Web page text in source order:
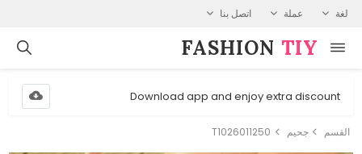
لغة عملة اتصل بنا
FASHION⁠ TIY
Download app and enjoy extra discount
القسم جحيم T1026011250